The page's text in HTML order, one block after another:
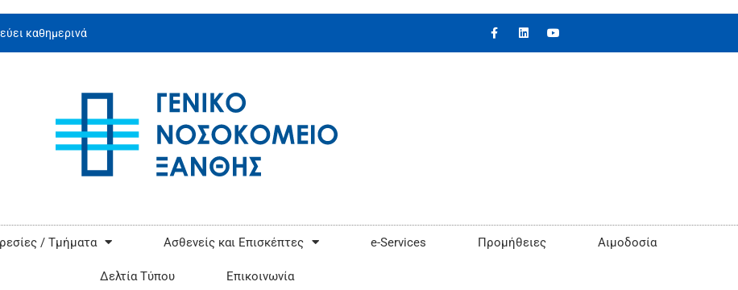
καθημερινά
/ Τμήματα Ασθενείς και Επισκέπτες e-Services Προμήθειες Αιμοδοσία
Δελτία Τύπου Επικοινωνία